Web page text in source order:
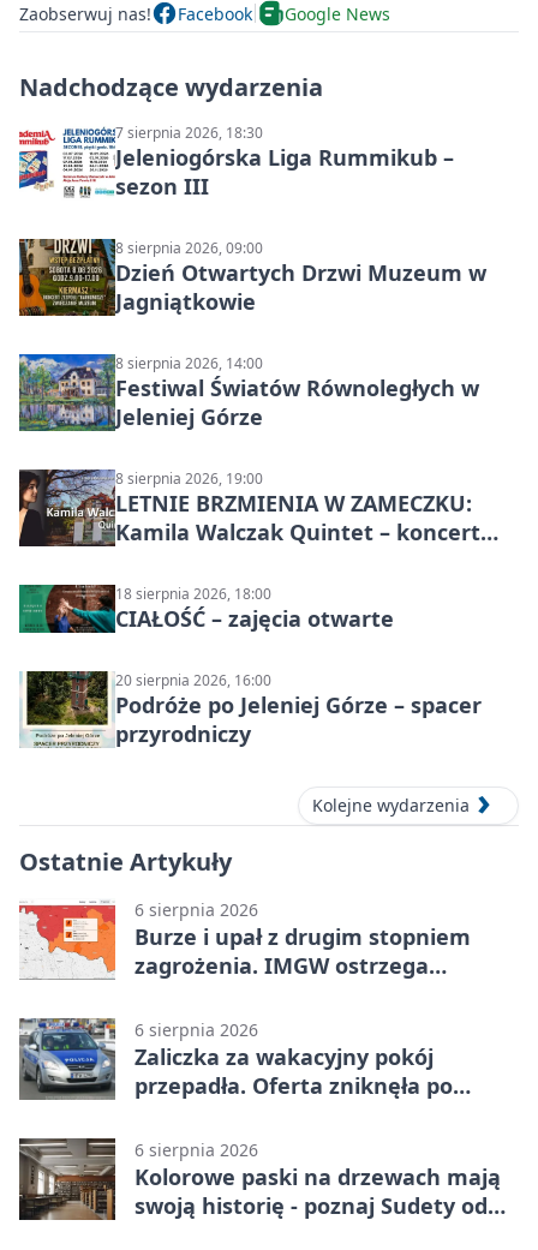
Zaobserwuj nas! Facebook Google News
Nadchodzące wydarzenia
7 sierpnia 2026, 18:30
Jeleniogórska Liga Rummikub –
sezon III
8 sierpnia 2026, 09:00
Dzień Otwartych Drzwi Muzeum w
Jagniątkowie
8 sierpnia 2026, 14:00
Festiwal Światów Równoległych w
Jeleniej Górze
8 sierpnia 2026, 19:00
LETNIE BRZMIENIA W ZAMECZKU:
Kamila Walczak Quintet – koncert
18 sierpnia 2026, 18:00
CIAŁOŚĆ – zajęcia otwarte
20 sierpnia 2026, 16:00
Podróże po Jeleniej Górze – spacer
przyrodniczy
Kolejne wydarzenia
Ostatnie Artykuły
6 sierpnia 2026
Burze i upał z drugim stopniem
zagrożenia. IMGW ostrzega
6 sierpnia 2026
Zaliczka za wakacyjny pokój
przepadła. Oferta zniknęła po
6 sierpnia 2026
Kolorowe paski na drzewach mają
swoją historię - poznaj Sudety od